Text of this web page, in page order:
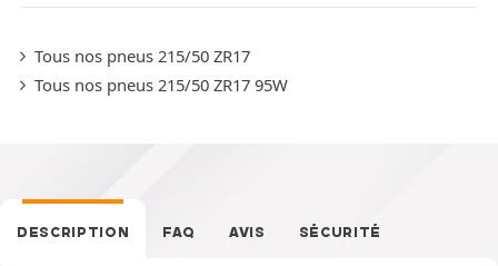
Tous nos pneus 215/50 ZR17
Tous nos pneus 215/50 ZR17 95W
DESCRIPTION FAQ AVIS SÉCURITÉ